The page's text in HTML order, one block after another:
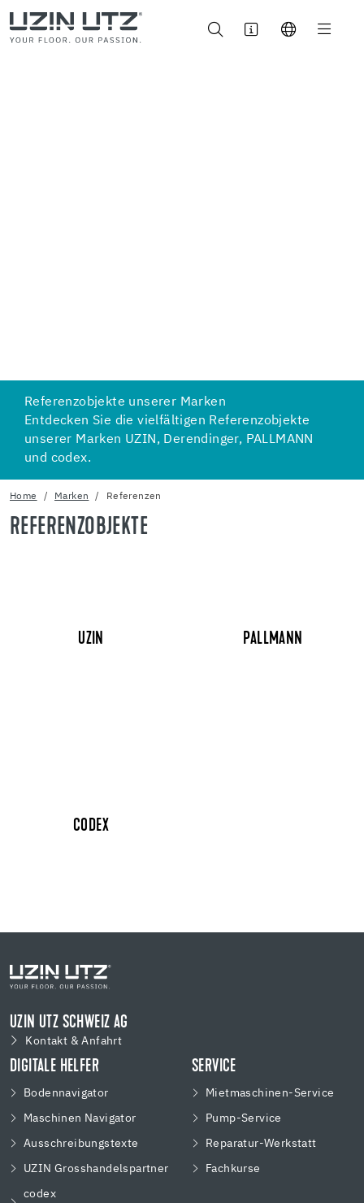
Referenzobjekte unserer Marken
Entdecken Sie die vielfältigen Referenzobjekte
unserer Marken UZIN, Derendinger, PALLMANN
und codex.
Home Marken Referenzen
REFERENZOBJEKTE
UZIN PALLMANN
CODEX
UZIN UTZ SCHWEIZ AG
Kontakt & Anfahrt
DIGITALE HELFER
Bodennavigator
Maschinen Navigator
Ausschreibungstexte
UZIN Grosshandelspartner
codex
SERVICE
Mietmaschinen-Service
Pump-Service
Reparatur-Werkstatt
Fachkurse